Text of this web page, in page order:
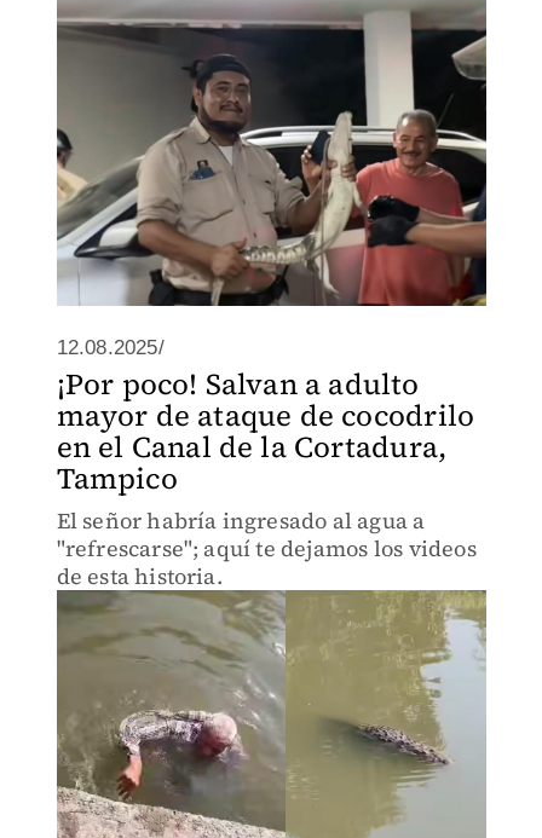
12.08.2025/
¡Por poco! Salvan a adulto
mayor de ataque de cocodrilo
en el Canal de la Cortadura,
Tampico
El señor habría ingresado al agua a
"refrescarse"; aquí te dejamos los videos
de esta historia.